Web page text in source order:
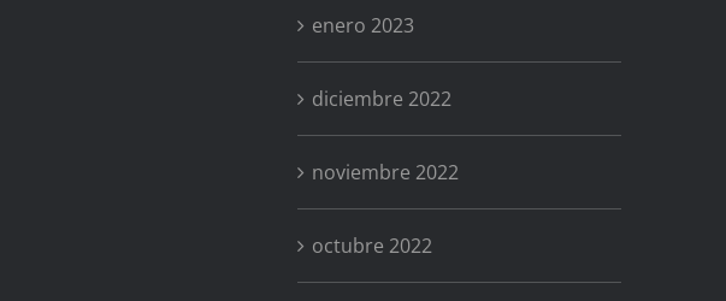
enero 2023
diciembre 2022
noviembre 2022
octubre 2022